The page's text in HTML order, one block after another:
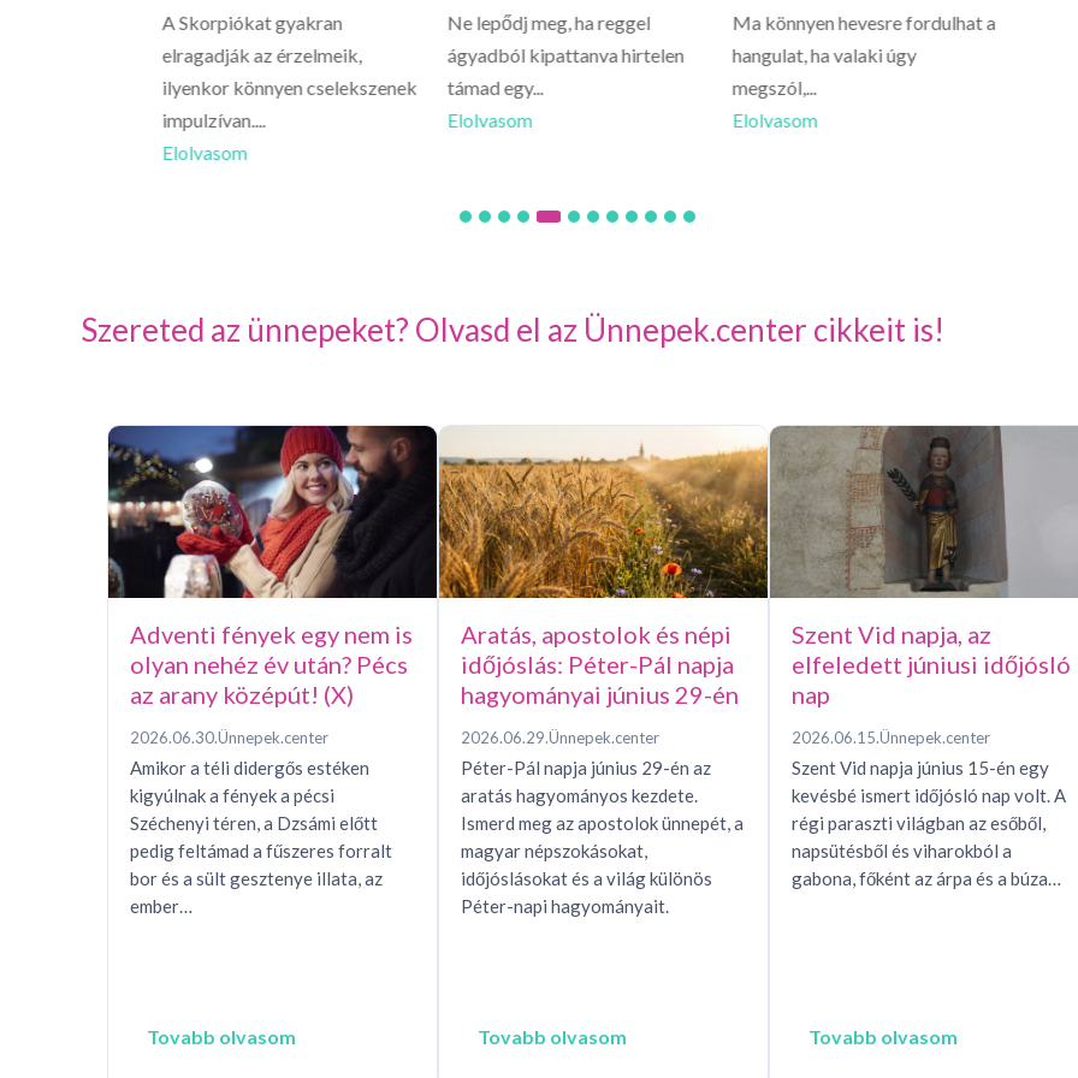
A Skorpiókat gyakran
elragadják az érzelmeik,
ilyenkor könnyen cselekszenek
impulzívan....
Elolvasom
Ne lepődj meg, ha reggel
ágyadból kipattanva hirtelen
támad egy...
Elolvasom
Ma könnyen hevesre fordulhat a
hangulat, ha valaki úgy
megszól,...
Elolvasom
Szereted az ünnepeket? Olvasd el az Ünnepek.center cikkeit is!
Adventi fények egy nem is
olyan nehéz év után? Pécs
az arany középút! (X)
2026.06.30.Ünnepek.center
Amikor a téli didergős estéken
kigyúlnak a fények a pécsi
Széchenyi téren, a Dzsámi előtt
pedig feltámad a fűszeres forralt
bor és a sült gesztenye illata, az
ember…
Tovabb olvasom
Aratás, apostolok és népi
időjóslás: Péter-Pál napja
hagyományai június 29-én
2026.06.29.Ünnepek.center
Péter-Pál napja június 29-én az
aratás hagyományos kezdete.
Ismerd meg az apostolok ünnepét, a
magyar népszokásokat,
időjóslásokat és a világ különös
Péter-napi hagyományait.
Tovabb olvasom
Szent Vid napja, az
elfeledett júniusi időjósló
nap
2026.06.15.Ünnepek.center
Szent Vid napja június 15-én egy
kevésbé ismert időjósló nap volt. A
régi paraszti világban az esőből,
napsütésből és viharokból a
gabona, főként az árpa és a búza…
Tovabb olvasom